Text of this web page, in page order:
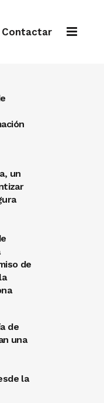
Contactar
un
de
de
una
la